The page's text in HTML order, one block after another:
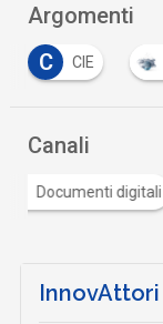
Argomenti
C
CIE
Canali
Documenti digitali
InnovAttori